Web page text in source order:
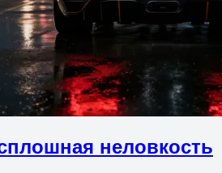
неловкость